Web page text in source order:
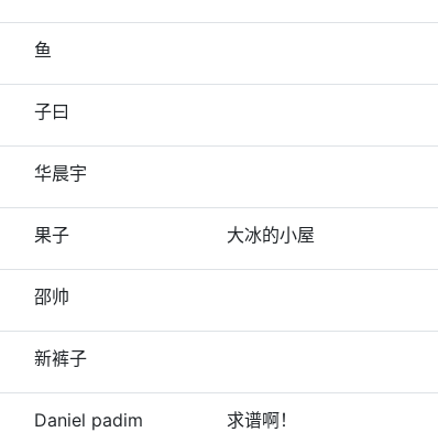
鱼
子曰
华晨宇
果子 大冰的小屋
邵帅
新裤子
Daniel padim 求谱啊！